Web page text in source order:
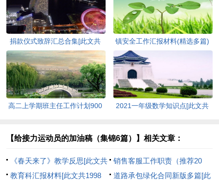
捐款仪式致辞汇总合集[此文共
3420字]
镇安全工作汇报材料(精选多篇)
[此文共6848字]
高二上学期班主任工作计划900
2021一年级数学知识点[此文共
【给接力运动员的加油稿（集锦6篇）】相关文章：
《春天来了》教学反思[此文共
1847字]
销售客服工作职责（推荐20
篇）[此文共6490字]
教育科汇报材料[此文共1998 道路承包绿化合同新版多篇[此